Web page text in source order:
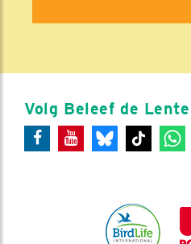
Volg Beleef de Lente